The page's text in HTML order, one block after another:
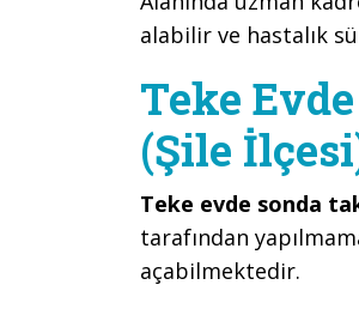
alabilir ve hastalık
Teke
(Şile
Teke evde sonda
tarafından
açabilmektedir.